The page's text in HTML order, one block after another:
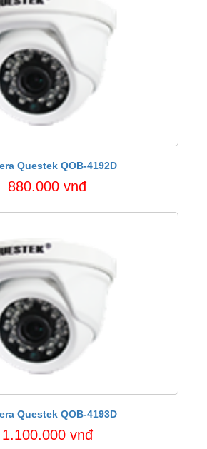
Questek QOB-4192D
880.000 vnđ
Questek QOB-4193D
1.100.000 vnđ